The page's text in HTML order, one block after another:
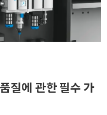
질에 관한 필수 가